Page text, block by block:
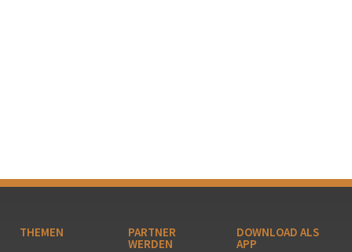
THEMEN PARTNER
WERDEN
DOWNLOAD ALS
APP